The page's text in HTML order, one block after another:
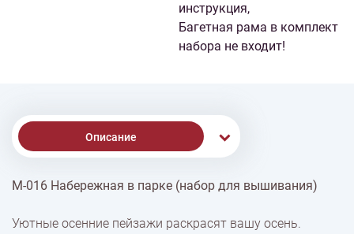
инструкция,
Багетная рама в комплект
набора не входит!
Описание
% Скидки
М-016 Набережная в парке (набор для вышивания)
Уютные осенние пейзажи раскрасят вашу осень.